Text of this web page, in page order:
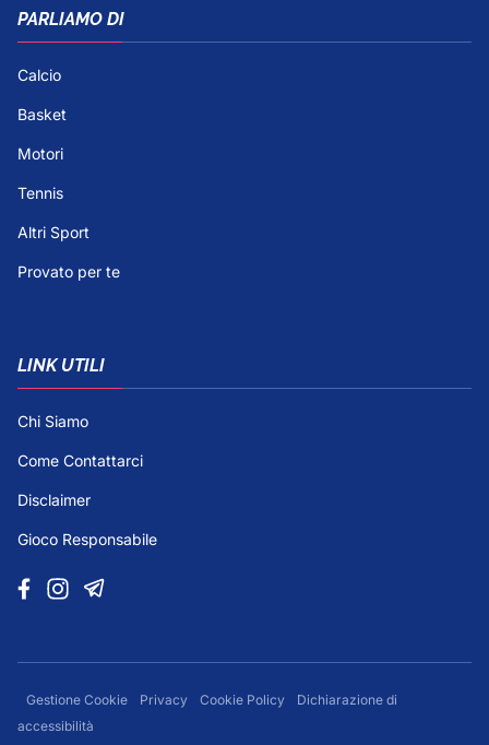
PARLIAMO DI
Calcio
Basket
Motori
Tennis
Altri Sport
Provato per te
LINK UTILI
Chi Siamo
Come Contattarci
Disclaimer
Gioco Responsabile
Gestione Cookie Privacy Cookie Policy
Dichiarazione di
accessibilità